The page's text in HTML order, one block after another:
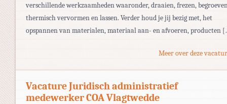
verschillende werkzaamheden waaronder, draaien, frezen,
thermisch vervormen en lassen. Verder houd je jij bezig met, het
opspannen van materialen, materiaal aan- en afvoeren, producten
Meer over deze
Vacature Juridisch administratief
medewerker COA Vlagtwedde